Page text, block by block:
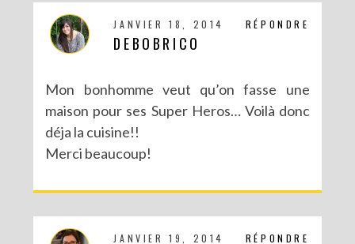
RÉPONDRE
JANVIER 18, 2014
DEBOBRICO
Mon bonhomme veut qu’on fasse une
maison pour ses Super Heros… Voilà donc
déja la cuisine!!
Merci beaucoup!
RÉPONDRE
JANVIER 19, 2014